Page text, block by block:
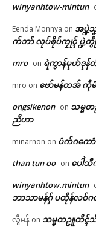
စာၚ်ပ္ဍဲခရိုၚ်
April 20, 2026
In "လိက်ပရေၚ်"
အာဇြဳယာန် ဗီုလဵုဒှ်ကၠုၚ်မာန်
In "လိက်ပရေၚ်"
winyanhtow-mintun
Eenda Monnya on အပ္ဍဲ
က်ဘာ် လုပ်စိုပ်ကၠုၚ် ပ္ဍဲတွဵု
mro on ရဲကွာန်မုဟ်ဒုန်
mro on ဗော်မန်တအ် ကဵု
ongsikenon on သမ္မ
ညိဟာ
minarnon on ပံက်ဂကောံ
than tun oo on ပေါဲ
winyanhtow.mintun
ဘာသာမန်ဂှ် ပတိုန်လဝ်
လွီမန် on သမ္မတဥူတိၚ်